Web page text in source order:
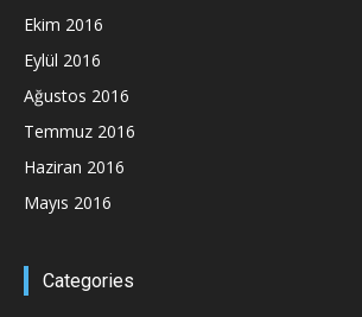
Ekim 2016
Eylül 2016
Ağustos 2016
Temmuz 2016
Haziran 2016
Mayıs 2016
Categories